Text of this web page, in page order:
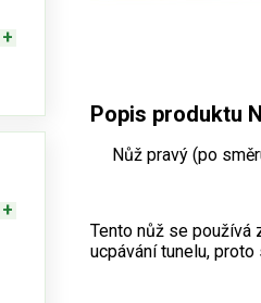
Popis produktu
Nůž pravý (po
Tento nůž se používá
ucpávání tunelu,